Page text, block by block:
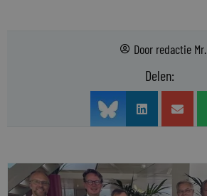
Door redactie Mr.
Delen: